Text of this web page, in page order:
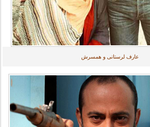
عارف لرستانی و همسرش